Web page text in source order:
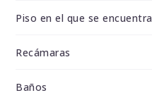
Piso en el que se encuentra
Recámaras
Baños